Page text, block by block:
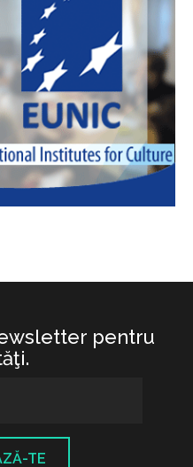
pentru
TE